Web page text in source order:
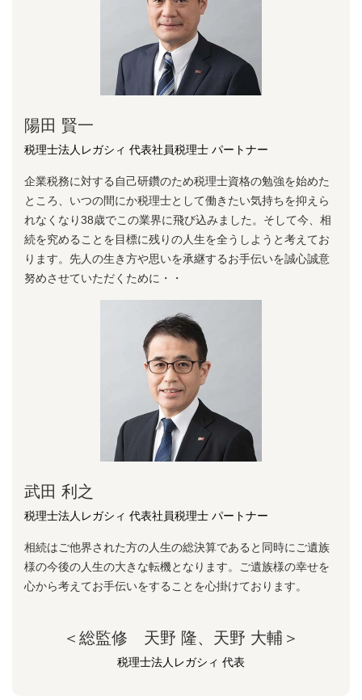
陽⽥ 賢⼀
税理士法人レガシィ 代表社員税理士 パートナー
企業税務に対する⾃⼰研鑽のため税理⼠資格の勉強を始めた
ところ、いつの間にか税理⼠として働きたい気持ちを抑えら
れなくなり38歳でこの業界に⾶び込みました。そして今、相
続を究めることを⽬標に残りの⼈⽣を全うしようと考えてお
ります。先⼈の⽣き⽅や思いを承継するお⼿伝いを誠⼼誠意
努めさせていただくために・・
武田 利之
税理士法人レガシィ 代表社員税理士 パートナー
相続はご他界された方の人生の総決算であると同時にご遺族
様の今後の人生の大きな転機となります。ご遺族様の幸せを
心から考えてお手伝いをすることを心掛けております。
＜総監修 天野 隆、天野 大輔＞
税理士法人レガシィ 代表